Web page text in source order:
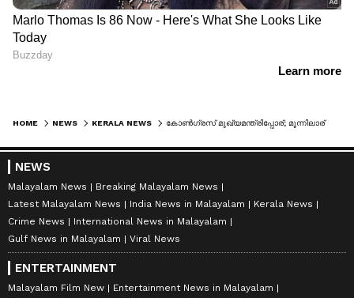
HOME NEWS KERALA NEWS കോൺഗ്രസ് മുഖ്യമന്ത്രിപ്പോര്; മൂന്നിലാര് മുന്നിൽ? തലയെണ്ണലിൽ കെസി പക്ഷം കൂടുതൽ, ഘടക കക്ഷികള്‍ വാദിച്ചത് സതീശനായി; അവസാനിക്കാതെ ഫ്ലക്സ് യുദ്ധം
NEWS
Malayalam News
Breaking Malayalam News
Latest Malayalam News
India News in Malayalam
Kerala News
Crime News
International News in Malayalam
Gulf News in Malayalam
Viral News
ENTERTAINMENT
Malayalam Film New
Entertainment News in Malayalam